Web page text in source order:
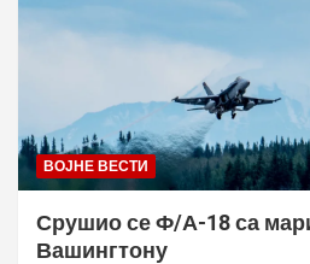
ВОЈНЕ ВЕСТИ
Срушио се Ф/А-18 са
Вашингтону